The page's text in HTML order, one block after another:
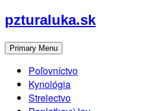
Skip
to
content
pzturaluka.sk
Primary Menu
Poľovníctvo
Kynológia
Strelectvo